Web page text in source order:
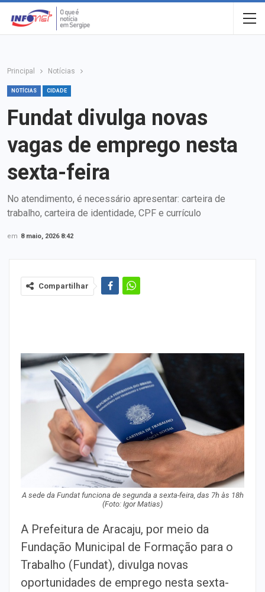
Principal Notícias
NOTÍCIAS CIDADE
Fundat divulga novas
vagas de emprego nesta
sexta-feira
No atendimento, é necessário apresentar: carteira de
trabalho, carteira de identidade, CPF e currículo
em 8 maio, 2026 8:42
Compartilhar
A sede da Fundat funciona de segunda a sexta-feira, das 7h às 18h
(Foto: Igor Matias)
A Prefeitura de Aracaju, por meio da
Fundação Municipal de Formação para o
Trabalho (Fundat), divulga novas
oportunidades de emprego nesta sexta-